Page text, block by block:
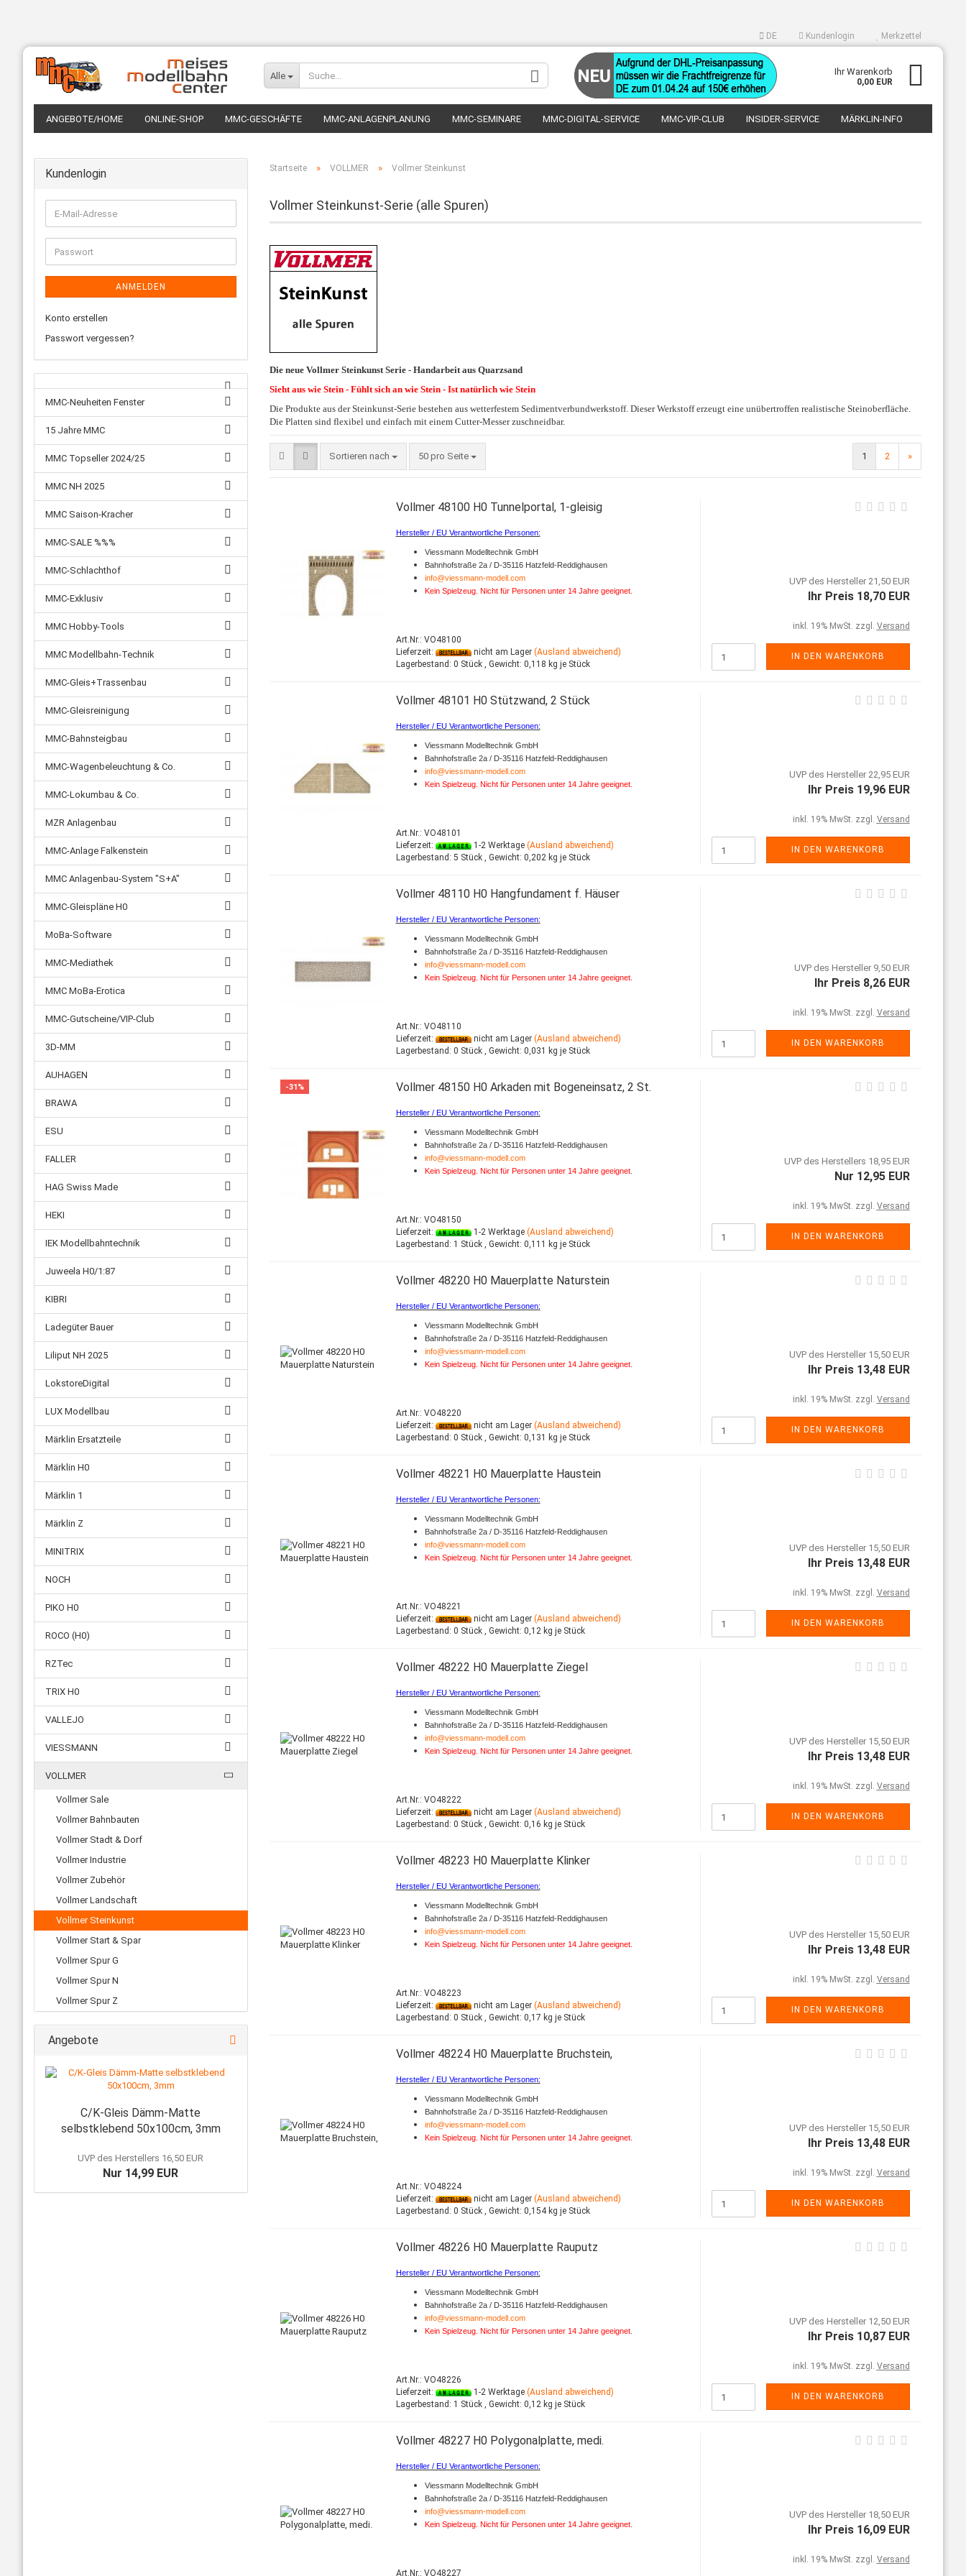
DE
Sprache auswählen
Lieferland
Kundenlogin Merkzettel
Alle Ihr Warenkorb
0,00 EUR
ANGEBOTE/HOME ONLINE-SHOP MMC-GESCHÄFTE MMC-ANLAGENPLANUNG MMC-SEMINARE MMC-DIGITAL-SERVICE MMC-VIP-CLUB INSIDER-SERVICE MÄRKLIN-INFO
Startseite » VOLLMER » Vollmer Steinkunst
Vollmer Steinkunst-Serie (alle Spuren)
Die neue Vollmer Steinkunst Serie - Handarbeit aus Quarzsand
Sieht aus wie Stein - Fühlt sich an wie Stein - Ist natürlich wie Stein
Die Produkte aus der Steinkunst-Serie bestehen aus wetterfestem Sedimentverbundwerkstoff. Dieser Werkstoff erzeugt eine unübertroffen realistische Steinoberfläche.
Die Platten sind flexibel und einfach mit einem Cutter-Messer zuschneidbar.
Sortieren nach 50 pro Seite 1 2 »
Vollmer 48100 H0 Tunnelportal, 1-gleisig
Hersteller / EU Verantwortliche Personen:
Viessmann Modelltechnik GmbH
Bahnhofstraße 2a / D-35116 Hatzfeld-Reddighausen
info@viessmann-modell.com
Kein Spielzeug. Nicht für Personen unter 14 Jahre geeignet.
Art.Nr.: VO48100
Lieferzeit:
nicht am Lager (Ausland abweichend)
Lagerbestand: 0 Stück , Gewicht: 0,118 kg je Stück
UVP des Hersteller 21,50 EUR
Ihr Preis 18,70 EUR
inkl. 19% MwSt. zzgl. Versand
IN DEN WARENKORB
Vollmer 48101 H0 Stützwand, 2 Stück
Hersteller / EU Verantwortliche Personen:
Viessmann Modelltechnik GmbH
Bahnhofstraße 2a / D-35116 Hatzfeld-Reddighausen
info@viessmann-modell.com
Kein Spielzeug. Nicht für Personen unter 14 Jahre geeignet.
Art.Nr.: VO48101
Lieferzeit:
1-2 Werktage (Ausland abweichend)
Lagerbestand: 5 Stück , Gewicht: 0,202kg je Stück
UVP des Hersteller 22,95 EUR
Ihr Preis 19,96 EUR
inkl. 19% MwSt. zzgl. Versand
IN DEN WARENKORB
Vollmer 48110 H0 Hangfundament f. Häuser
Hersteller / EU Verantwortliche Personen:
Viessmann Modelltechnik GmbH
Bahnhofstraße 2a / D-35116 Hatzfeld-Reddighausen
info@viessmann-modell.com
Kein Spielzeug. Nicht für Personen unter 14 Jahre geeignet.
Art.Nr.: VO48110
Lieferzeit:
nicht am Lager (Ausland abweichend)
Lagerbestand: 0 Stück , Gewicht: 0,031 kg je Stück
UVP des Hersteller 9,50 EUR
Ihr Preis 8,26 EUR
inkl. 19% MwSt. zzgl. Versand
IN DEN WARENKORB
-31% Vollmer 48150 H0 Arkaden mit Bogeneinsatz, 2 St.
Hersteller / EU Verantwortliche Personen:
Viessmann Modelltechnik GmbH
Bahnhofstraße 2a / D-35116 Hatzfeld-Reddighausen
info@viessmann-modell.com
Kein Spielzeug. Nicht für Personen unter 14 Jahre geeignet.
Art.Nr.: VO48150
Lieferzeit:
1-2 Werktage (Ausland abweichend)
Lagerbestand: 1 Stück , Gewicht: 0,111 kg je Stück
UVP des Herstellers 18,95 EUR
Nur 12,95 EUR
inkl. 19% MwSt. zzgl. Versand
IN DEN WARENKORB
Vollmer 48220 H0 Mauerplatte Naturstein
Hersteller / EU Verantwortliche Personen:
Viessmann Modelltechnik GmbH
Bahnhofstraße 2a / D-35116 Hatzfeld-Reddighausen
info@viessmann-modell.com
Kein Spielzeug. Nicht für Personen unter 14 Jahre geeignet.
Art.Nr.: VO48220
Lieferzeit:
nicht am Lager (Ausland abweichend)
Lagerbestand: 0 Stück , Gewicht: 0,131 kg je Stück
UVP des Hersteller 15,50 EUR
Ihr Preis 13,48 EUR
inkl. 19% MwSt. zzgl. Versand
IN DEN WARENKORB
Vollmer 48221 H0 Mauerplatte Haustein
Hersteller / EU Verantwortliche Personen:
Viessmann Modelltechnik GmbH
Bahnhofstraße 2a / D-35116 Hatzfeld-Reddighausen
info@viessmann-modell.com
Kein Spielzeug. Nicht für Personen unter 14 Jahre geeignet.
Art.Nr.: VO48221
Lieferzeit:
nicht am Lager (Ausland abweichend)
Lagerbestand: 0 Stück , Gewicht: 0,12kg je Stück
UVP des Hersteller 15,50 EUR
Ihr Preis 13,48 EUR
inkl. 19% MwSt. zzgl. Versand
IN DEN WARENKORB
Vollmer 48222 H0 Mauerplatte Ziegel
Hersteller / EU Verantwortliche Personen:
Viessmann Modelltechnik GmbH
Bahnhofstraße 2a / D-35116 Hatzfeld-Reddighausen
info@viessmann-modell.com
Kein Spielzeug. Nicht für Personen unter 14 Jahre geeignet.
Art.Nr.: VO48222
Lieferzeit:
nicht am Lager (Ausland abweichend)
Lagerbestand: 0 Stück , Gewicht: 0,16 kg je Stück
UVP des Hersteller 15,50 EUR
Ihr Preis 13,48 EUR
inkl. 19% MwSt. zzgl. Versand
IN DEN WARENKORB
Vollmer 48223 H0 Mauerplatte Klinker
Hersteller / EU Verantwortliche Personen:
Viessmann Modelltechnik GmbH
Bahnhofstraße 2a / D-35116 Hatzfeld-Reddighausen
info@viessmann-modell.com
Kein Spielzeug. Nicht für Personen unter 14 Jahre geeignet.
Art.Nr.: VO48223
Lieferzeit:
nicht am Lager (Ausland abweichend)
Lagerbestand: 0 Stück , Gewicht: 0,17 kg je Stück
UVP des Hersteller 15,50 EUR
Ihr Preis 13,48 EUR
inkl. 19% MwSt. zzgl. Versand
IN DEN WARENKORB
Vollmer 48224 H0 Mauerplatte Bruchstein,
Hersteller / EU Verantwortliche Personen:
Viessmann Modelltechnik GmbH
Bahnhofstraße 2a / D-35116 Hatzfeld-Reddighausen
info@viessmann-modell.com
Kein Spielzeug. Nicht für Personen unter 14 Jahre geeignet.
Art.Nr.: VO48224
Lieferzeit:
nicht am Lager (Ausland abweichend)
Lagerbestand: 0 Stück , Gewicht: 0,154kg je Stück
UVP des Hersteller 15,50 EUR
Ihr Preis 13,48 EUR
inkl. 19% MwSt. zzgl. Versand
IN DEN WARENKORB
Vollmer 48226 H0 Mauerplatte Rauputz
Hersteller / EU Verantwortliche Personen:
Viessmann Modelltechnik GmbH
Bahnhofstraße 2a / D-35116 Hatzfeld-Reddighausen
info@viessmann-modell.com
Kein Spielzeug. Nicht für Personen unter 14 Jahre geeignet.
Art.Nr.: VO48226
Lieferzeit:
1-2 Werktage (Ausland abweichend)
Lagerbestand: 1 Stück , Gewicht: 0,12kg je Stück
UVP des Hersteller 12,50 EUR
Ihr Preis 10,87 EUR
inkl. 19% MwSt. zzgl. Versand
IN DEN WARENKORB
Vollmer 48227 H0 Polygonalplatte, medi.
Hersteller / EU Verantwortliche Personen:
Viessmann Modelltechnik GmbH
Bahnhofstraße 2a / D-35116 Hatzfeld-Reddighausen
info@viessmann-modell.com
Kein Spielzeug. Nicht für Personen unter 14 Jahre geeignet.
Art.Nr.: VO48227
UVP des Hersteller 18,50 EUR
Ihr Preis 16,09 EUR
inkl. 19% MwSt. zzgl. Versand
Kundenlogin
ANMELDEN
Konto erstellen
Passwort vergessen?
MMC-Neuheiten Fenster
15 Jahre MMC
MMC Topseller 2024/25
MMC NH 2025
MMC Saison-Kracher
MMC-SALE %%%
MMC-Schlachthof
MMC-Exklusiv
MMC Hobby-Tools
MMC Modellbahn-Technik
MMC-Gleis+Trassenbau
MMC-Gleisreinigung
MMC-Bahnsteigbau
MMC-Wagenbeleuchtung & Co.
MMC-Lokumbau & Co.
MZR Anlagenbau
MMC-Anlage Falkenstein
MMC Anlagenbau-System "S+A"
MMC-Gleispläne H0
MoBa-Software
MMC-Mediathek
MMC MoBa-Erotica
MMC-Gutscheine/VIP-Club
3D-MM
AUHAGEN
BRAWA
ESU
FALLER
HAG Swiss Made
HEKI
IEK Modellbahntechnik
Juweela H0/1:87
KIBRI
Ladegüter Bauer
Liliput NH 2025
LokstoreDigital
LUX Modellbau
Märklin Ersatzteile
Märklin H0
Märklin 1
Märklin Z
MINITRIX
NOCH
PIKO H0
ROCO (H0)
RZTec
TRIX H0
VALLEJO
VIESSMANN
VOLLMER
Vollmer Sale
Vollmer Bahnbauten
Vollmer Stadt & Dorf
Vollmer Industrie
Vollmer Zubehör
Vollmer Landschaft
Vollmer Steinkunst
Vollmer Start & Spar
Vollmer Spur G
Vollmer Spur N
Vollmer Spur Z
Angebote
C/K-Gleis Dämm-Matte
selbstklebend 50x100cm, 3mm
UVP des Herstellers 16,50 EUR
Nur 14,99 EUR